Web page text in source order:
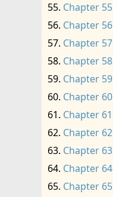
Chapter 55
Chapter 56
Chapter 57
Chapter 58
Chapter 59
Chapter 60
Chapter 61
Chapter 62
Chapter 63
Chapter 64
Chapter 65